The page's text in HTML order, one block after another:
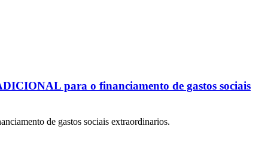
para o financiamento de gastos sociais
de gastos sociais extraordinarios.